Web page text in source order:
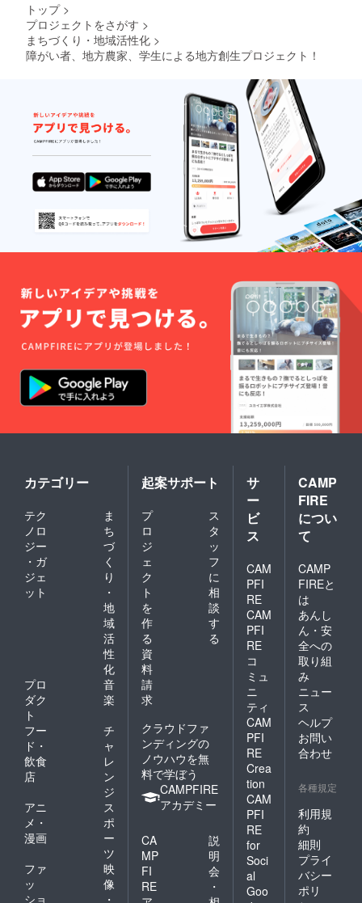
ました。 しかし、今
年はコロナウイルスの
影響から、農家さんと
穫体験の受け入れは中
止とすることにしまし
た。ですが、皆様には
私達がお米を収穫して
いる様子を何とかして
お届けできないかと考
え、 今年はなんと、
収穫体験のライブ配信
月29日(土)AM8：00頃
を予定しております！
何かと暗いニュースが
多い今だからこそ、私
達が元気にお米を収穫
する姿を通して、皆様
を笑顔にできればと思
行う予定ですので、も
しよろしければ以下の
アカウントをフォロー
いただけると嬉しいで
す。【Social Store
Instagram】
https://www.instagram.
com/ayame.marche【
Social Store
Facebook】
https://www.facebook.
com/ayamemarche/皆
様からのご視聴を心よ
りお待ちしておりま
トップ >
プロジェクトをさがす >
まちづくり・地域活性化 >
障がい者、地方農家、学生による地方創生プロジェクト！
カテゴリー
テク
ノロ
ジー
・ガ
ジェ
ット
ま
ち
づ
く
り
・
地
域
活
性
化
プロ
ダク
ト
音
楽
フー
ド・
飲食
店
チ
ャ
レ
ン
ジ
アニ
メ・
漫画
ス
ポ
ー
ツ
ファ
ッ
ショ
映
像
・
起案サポート
プ
ロ
ジ
ェ
ク
ト
を
作
る
ス
タ
ッ
フ
に
相
談
す
る
資
料
請
求
クラウドファ
ンディングの
ノウハウを無
料で学ぼう
CAMPFIRE
アカデミー
CA
MP
FI
RE
説
明
会
・
サ
ー
ビ
ス
CAM
PFI
RE
CAM
PFI
RE
コ
ミュ
ニ
ティ
CAM
PFI
RE
Crea
tion
CAM
PFI
RE
for
Soci
al
Goo
CAMP
FIRE
につい
て
CAMP
FIREと
は
あんし
ん・安
全への
取り組
み
ニュー
ス
ヘルプ
お問い
合わせ
各種規定
利用規
約
細則
プライ
バシー
ポリ